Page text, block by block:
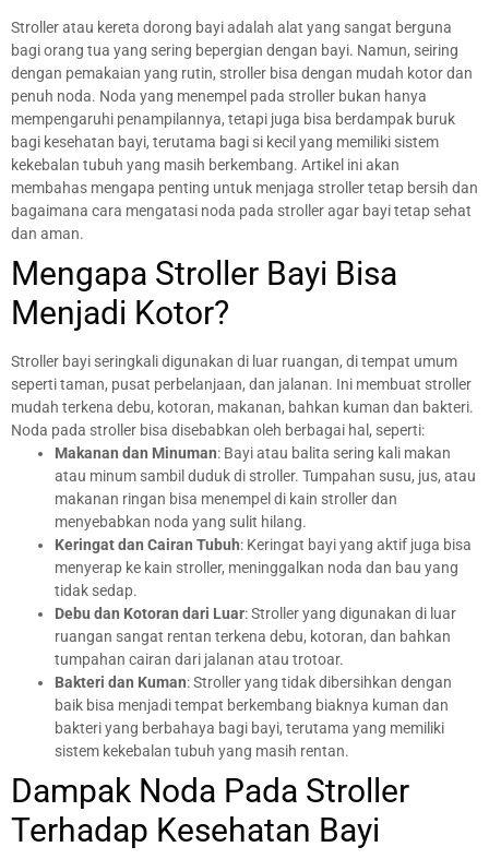
Stroller atau kereta dorong bayi adalah alat yang sangat berguna
bagi orang tua yang sering bepergian dengan bayi. Namun, seiring
dengan pemakaian yang rutin, stroller bisa dengan mudah kotor dan
penuh noda. Noda yang menempel pada stroller bukan hanya
mempengaruhi penampilannya, tetapi juga bisa berdampak buruk
bagi kesehatan bayi, terutama bagi si kecil yang memiliki sistem
kekebalan tubuh yang masih berkembang. Artikel ini akan
membahas mengapa penting untuk menjaga stroller tetap bersih dan
bagaimana cara mengatasi noda pada stroller agar bayi tetap sehat
dan aman.
Mengapa Stroller Bayi Bisa
Menjadi Kotor?
Stroller bayi seringkali digunakan di luar ruangan, di tempat umum
seperti taman, pusat perbelanjaan, dan jalanan. Ini membuat stroller
mudah terkena debu, kotoran, makanan, bahkan kuman dan bakteri.
Noda pada stroller bisa disebabkan oleh berbagai hal, seperti:
Makanan dan Minuman: Bayi atau balita sering kali makan
atau minum sambil duduk di stroller. Tumpahan susu, jus, atau
makanan ringan bisa menempel di kain stroller dan
menyebabkan noda yang sulit hilang.
Keringat dan Cairan Tubuh: Keringat bayi yang aktif juga bisa
menyerap ke kain stroller, meninggalkan noda dan bau yang
tidak sedap.
Debu dan Kotoran dari Luar: Stroller yang digunakan di luar
ruangan sangat rentan terkena debu, kotoran, dan bahkan
tumpahan cairan dari jalanan atau trotoar.
Bakteri dan Kuman: Stroller yang tidak dibersihkan dengan
baik bisa menjadi tempat berkembang biaknya kuman dan
bakteri yang berbahaya bagi bayi, terutama yang memiliki
sistem kekebalan tubuh yang masih rentan.
Dampak Noda Pada Stroller
Terhadap Kesehatan Bayi